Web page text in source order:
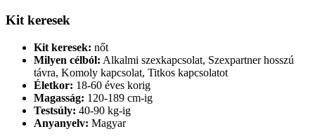
Kit keresek
Kit keresek: nőt
Milyen célból: Alkalmi szexkapcsolat, Szexpartner hosszú
távra, Komoly kapcsolat, Titkos kapcsolatot
Életkor: 18-60 éves korig
Magasság: 120-189 cm-ig
Testsúly: 40-90 kg-ig
Anyanyelv: Magyar